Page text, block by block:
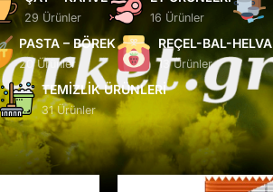
29 Ürünler 16 Ürünler
PASTA – BÖREK
20 Ürünler
REÇEL-BAL-HELVA
13 Ürünler
TEMIZLIK ÜRÜNLERI
31 Ürünler
Göster 9 24 36